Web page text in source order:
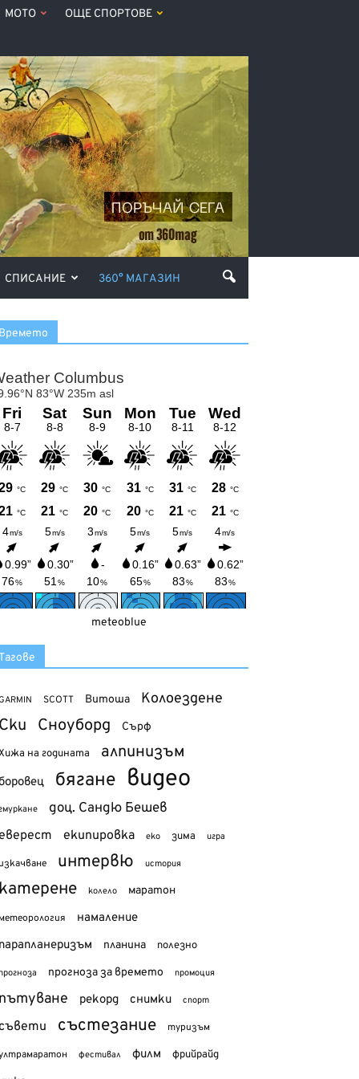
МОТО ОЩЕ СПОРТОВЕ
СПИСАНИЕ 360° МАГАЗИН
meteoblue
SCOTT Витоша Колоездене
Сноуборд Сърф
на годината алпинизъм
бягане видео
доц. Сандю Бешев
екипировка еко зима игра
интервю история
колело маратон
намаление
планина полезно
прогноза за времето промоция
рекорд снимки спорт
състезание туризъм
фестивал филм фрийрайд